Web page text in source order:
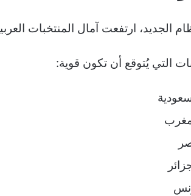
الجديد، ارتفعت آمال المنتخبات
التي يُتوقع أن تكون قوية: